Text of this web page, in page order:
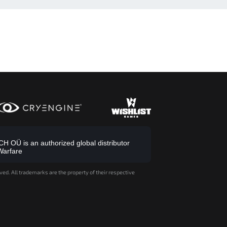
OÜ is an authorized global distributor
All trademarks are the property of their respective